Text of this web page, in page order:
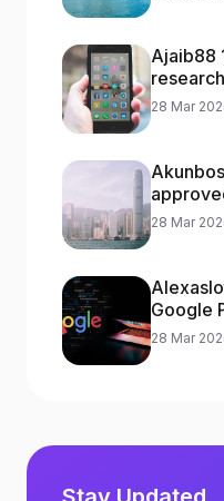
Ajaib88
increase
28 Mar
the
28 Mar
Google
28 Mar